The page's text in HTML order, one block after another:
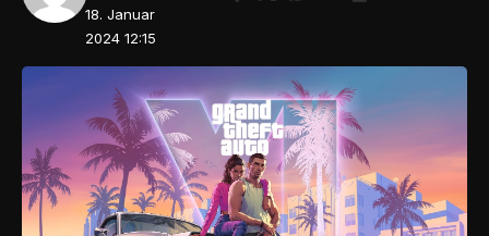
18. Januar
2024 12:15